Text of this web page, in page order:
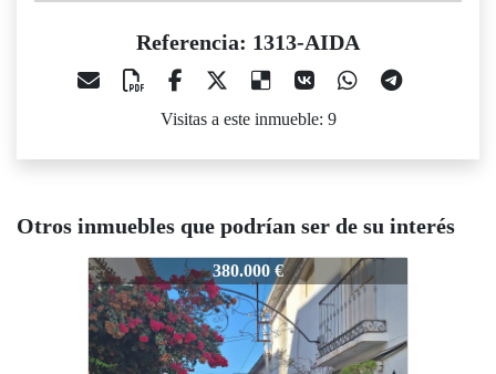
Referencia: 1313-AIDA
Visitas a este inmueble: 9
Otros inmuebles que podrían ser de su interés
380.000 €
1313-AIDA 220.000 €